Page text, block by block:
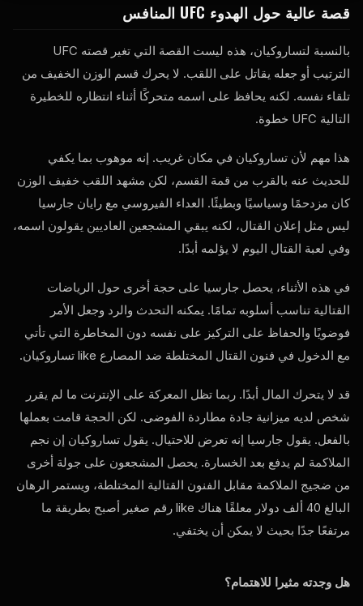
قصة عالية حول الهدوء UFC المنافس
بالنسبة لتساروكيان، هذه ليست القصة التي تغير قصته UFC
الترتيب أو جعله يقاتل على اللقب. لا يحرك قسم الوزن الخفيف من
تلقاء نفسه. لكنه يحافظ على اسمه متحركًا أثناء انتظاره للخطيرة
التالية UFC خطوة.
هذا مهم لأن تساروكيان في مكان غريب. إنه موهوب بما يكفي
للحديث عنه بالقرب من قمة القسم، لكن مشهد اللقب خفيف الوزن
كان مزدحمًا وسياسيًا وبطيئًا. العداء الفيروسي مع رايان جارسيا
ليس مثل إعلان القتال، لكنه يبقي المشجعين العاديين يقولون اسمه،
وفي لعبة القتال اليوم لا يؤلمه أبدًا.
في هذه الأثناء، يحصل جارسيا على حجة أخرى حول الرياضات
القتالية تناسب أسلوبه تمامًا. يمكنه التحدث والرد وجعل الأمر
فوضويًا والحفاظ على التركيز على نفسه دون المخاطرة التي تأتي
مع الدخول في فنون القتال المختلطة ضد المصارع like تساروكيان.
قد لا يتحرك المال أبدًا. ربما تظل المعركة على الإنترنت ما لم يقرر
شخص لديه ميزانية جادة مطاردة الفوضى. لكن الحجة قامت بعملها
بالفعل. يقول جارسيا إنه تعرض للاحتيال. يقول تساروكيان إن نجم
الملاكمة لم يدفع بعد الخسارة. يحصل المشجعون على جولة أخرى
من ضجيج الملاكمة مقابل الفنون القتالية المختلطة، ويستمر الرهان
البالغ 40 ألف دولار معلقًا هناك
like رقم صغير أصبح بطريقة ما
مرتفعًا جدًا بحيث لا يمكن أن يختفي.
هل وجدته مثيرا للاهتمام؟